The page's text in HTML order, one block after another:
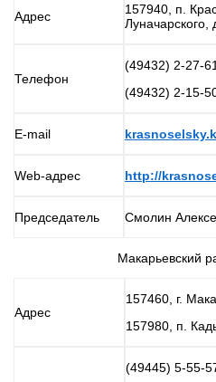
Адрес
157940, п.
Луначарского,
Телефон
(49432) 2-27-61
(49432) 2-15-
E-mail
Web-адрес http://
Председатель Смолин
Макарьевский
Адрес
157460, г.
157980, п.
(49445) 5-55-